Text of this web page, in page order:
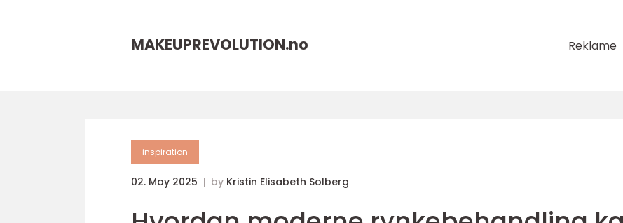
MAKEUPREVOLUTION.no Reklame
inspiration
02. May 2025 by Kristin Elisabeth Solberg